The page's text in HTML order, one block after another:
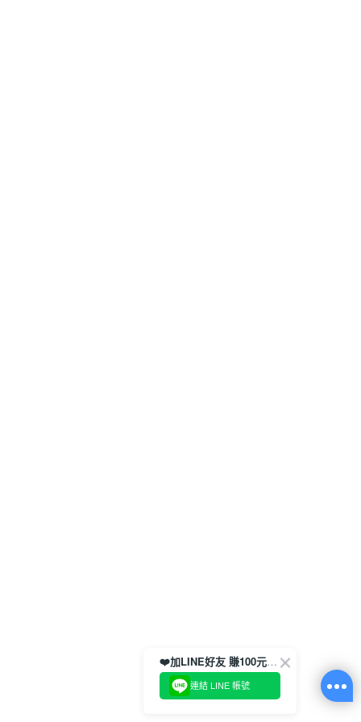
❤️加LINE好友 賺100元券！
連結 LINE 帳號